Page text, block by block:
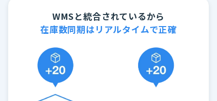
WMSと統合されているから
在庫数同期はリアルタイムで正確